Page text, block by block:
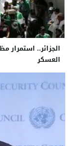
الجزائر.. استمرار
العسكر